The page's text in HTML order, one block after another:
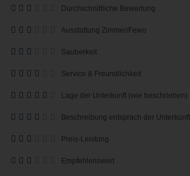
Durchschnittliche Bewertung
Ausstattung Zimmer/Fewo
Sauberkeit
Service & Freundlichkeit
Lage der Unterkunft (wie beschrieben)
Beschreibung entsprach der Unterkunft
Preis-Leistung
Empfehlenswert